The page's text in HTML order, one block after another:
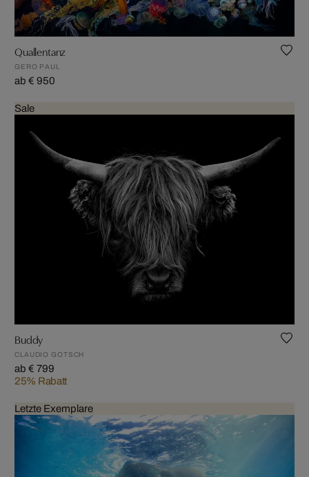
Quallentanz
GERO PAUL
ab € 950
Sale
Buddy
CLAUDIO GOTSCH
ab € 799
25% Rabatt
Letzte Exemplare